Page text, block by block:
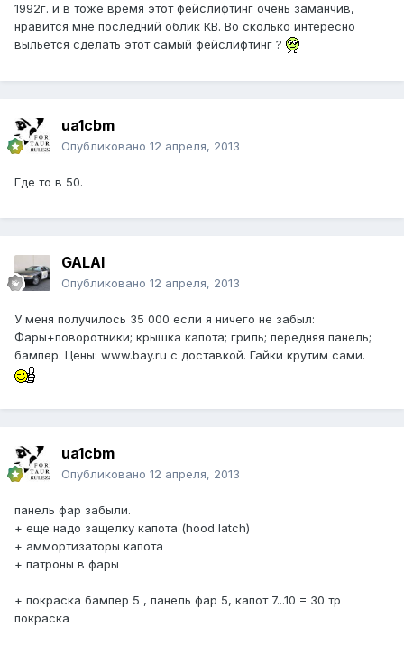
1992г. и в тоже время этот фейслифтинг очень заманчив,
нравится мне последний облик КВ. Во сколько интересно
выльется сделать этот самый фейслифтинг ?
ua1cbm
Опубликовано 12 апреля, 2013
Где то в 50.
GALAI
Опубликовано 12 апреля, 2013
У меня получилось 35 000 если я ничего не забыл:
Фары+поворотники; крышка капота; гриль; передняя панель;
бампер. Цены: www.bay.ru с доставкой. Гайки крутим сами.
ua1cbm
Опубликовано 12 апреля, 2013
панель фар забыли.
+ еще надо защелку капота (hood latch)
+ аммортизаторы капота
+ патроны в фары
+ покраска бампер 5 , панель фар 5, капот 7...10 = 30 тр
покраска